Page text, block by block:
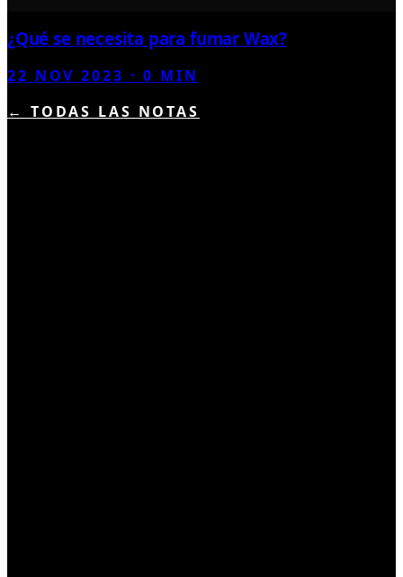
¿Qué se necesita para fumar Wax?
22 NOV 2023 ·0 MIN
← TODAS LAS NOTAS